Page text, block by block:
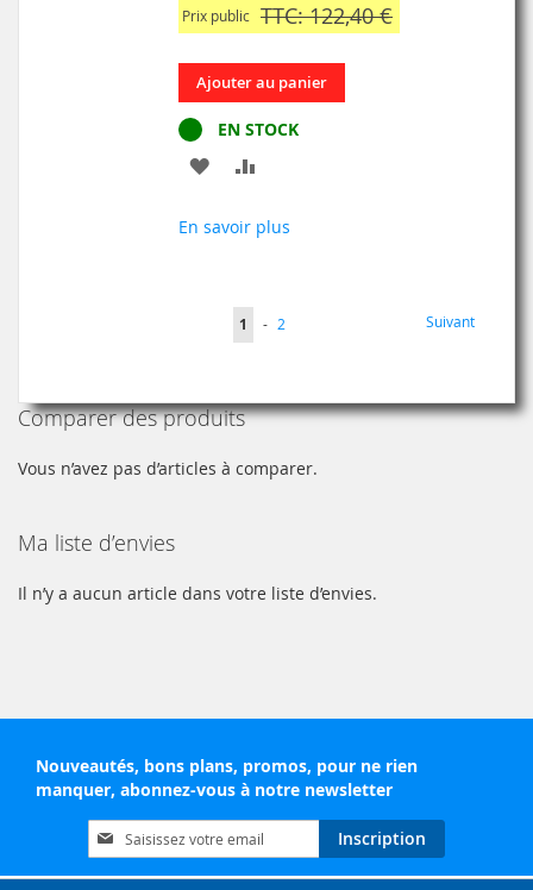
Prix public TTC: 122,40 €
Ajouter au panier
EN STOCK
AJOUTER
D’ENVIE
En savoir plus
Page
Vous
la
page
1 - Page
2 Page
Suivant
Comparer des produits
Vous n’avez pas d’articles à comparer.
Ma liste d’envies
Il n’y a aucun article dans votre liste d’envies.
Nouveautés, bons plans, promos, pour ne rien
manquer, abonnez-vous à notre newsletter
Inscription
à
notre
Inscription